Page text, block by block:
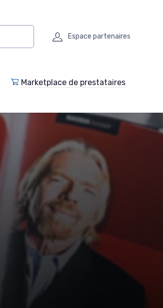
Espace partenaires
Marketplace de prestataires